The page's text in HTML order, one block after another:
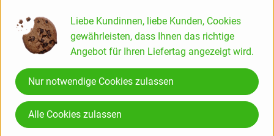
Natumi GmbH
D 53840 Troisdorf
Natumi: Macher von
Milchalternativen aus Überzeugung
Liebe Kundinnen, liebe Kunden, Cookies
gewährleisten, dass Ihnen das richtige
Angebot für Ihren Liefertag angezeigt wird.
Nur notwendige Cookies zulassen
Alle Cookies zulassen